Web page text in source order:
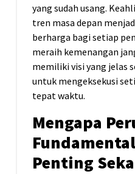
yang sudah usang.
tren masa depan
berharga bagi setiap
meraih kemenangan
memiliki visi yang jelas
untuk mengeksekusi
tepat waktu.
Mengapa
Penting